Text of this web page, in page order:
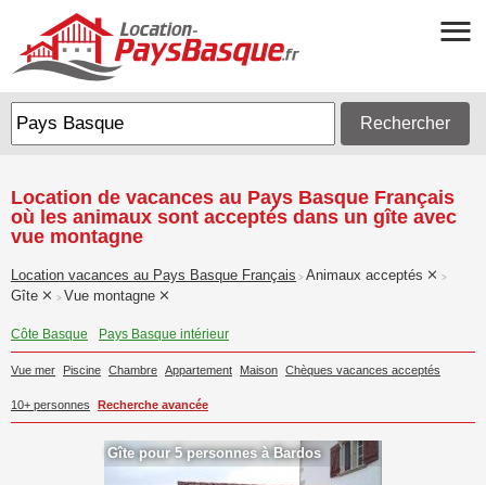
Rechercher
Location de vacances au Pays Basque Français
où les animaux sont acceptés dans un gîte avec
vue montagne
Location vacances au Pays Basque Français > Animaux acceptés >
Gîte > Vue montagne
Côte Basque Pays Basque intérieur
Vue mer Piscine Chambre Appartement Maison Chèques vacances acceptés
10+ personnes Recherche avancée
Gîte pour 5 personnes à Bardos